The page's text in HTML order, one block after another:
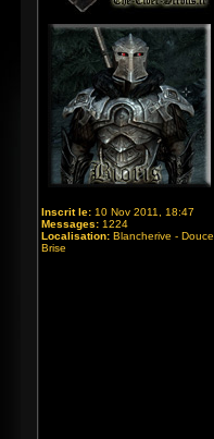
Inscrit le: 10 Nov 2011, 18:47
Messages: 1224
Localisation: Blancherive - Douce
Brise